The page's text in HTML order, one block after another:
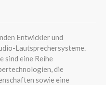
Entwickler und
Lautsprechersysteme.
sind eine Reihe
die
sowie eine